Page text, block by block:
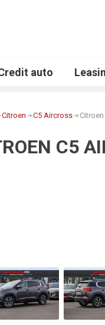
auto
Citroen C5 Aircross
C5